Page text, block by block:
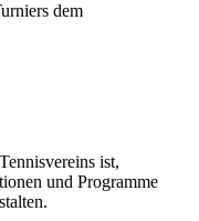
dem
ist,
und Programme